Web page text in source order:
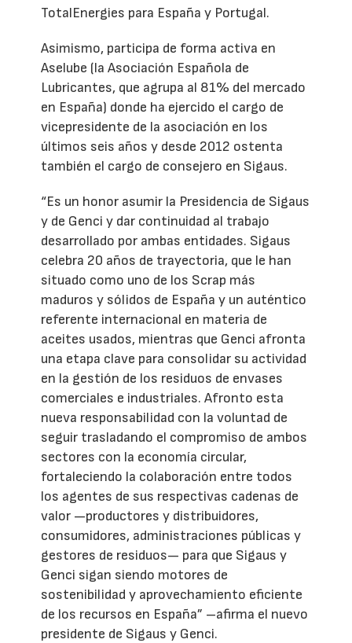
TotalEnergies para España y Portugal.
Asimismo, participa de forma activa en
Aselube (la Asociación Española de
Lubricantes, que agrupa al 81% del mercado
en España) donde ha ejercido el cargo de
vicepresidente de la asociación en los
últimos seis años y desde 2012 ostenta
también el cargo de consejero en Sigaus.
“Es un honor asumir la Presidencia de Sigaus
y de Genci y dar continuidad al trabajo
desarrollado por ambas entidades. Sigaus
celebra 20 años de trayectoria, que le han
situado como uno de los Scrap más
maduros y sólidos de España y un auténtico
referente internacional en materia de
aceites usados, mientras que Genci afronta
una etapa clave para consolidar su actividad
en la gestión de los residuos de envases
comerciales e industriales. Afronto esta
nueva responsabilidad con la voluntad de
seguir trasladando el compromiso de ambos
sectores con la economía circular,
fortaleciendo la colaboración entre todos
los agentes de sus respectivas cadenas de
valor —productores y distribuidores,
consumidores, administraciones públicas y
gestores de residuos— para que Sigaus y
Genci sigan siendo motores de
sostenibilidad y aprovechamiento eficiente
de los recursos en España” –afirma el nuevo
presidente de Sigaus y Genci.